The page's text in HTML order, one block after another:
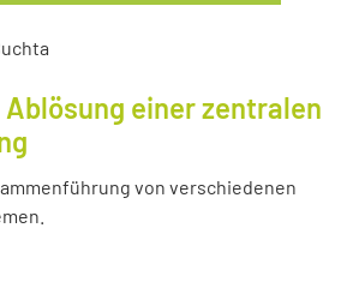
einer zentralen
von verschiedenen